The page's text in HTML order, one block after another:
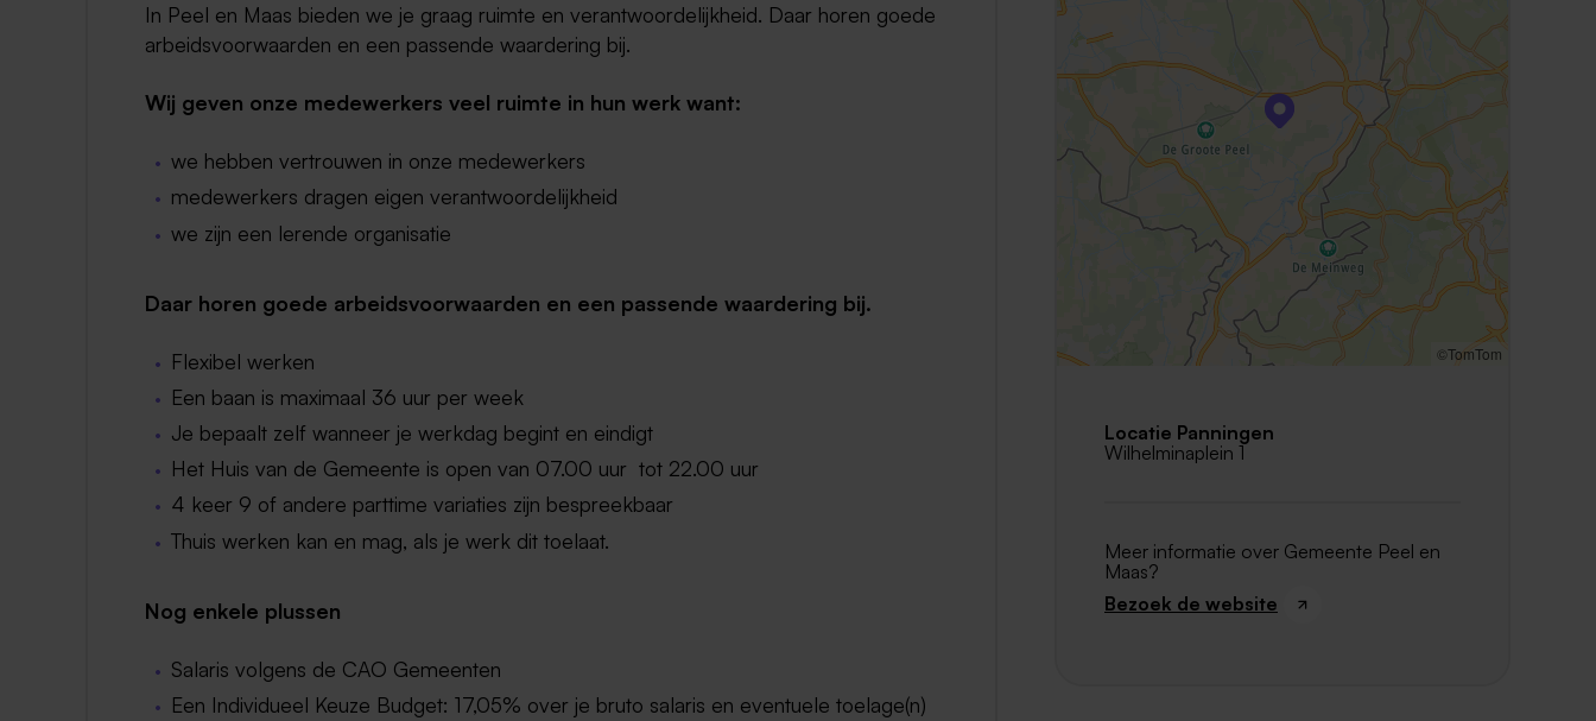
In Peel en Maas bieden we je graag ruimte en verantwoordelijkheid. Daar horen goede
arbeidsvoorwaarden en een passende waardering bij.
Wij geven onze medewerkers veel ruimte in hun werk want:
we hebben vertrouwen in onze medewerkers
medewerkers dragen eigen verantwoordelijkheid
we zijn een lerende organisatie
Daar horen goede arbeidsvoorwaarden en een passende waardering bij.
Flexibel werken
Een baan is maximaal 36 uur per week
Je bepaalt zelf wanneer je werkdag begint en eindigt
Het Huis van de Gemeente is open van 07.00 uur tot 22.00 uur
4 keer 9 of andere parttime variaties zijn bespreekbaar
Thuis werken kan en mag, als je werk dit toelaat.
Nog enkele plussen
Salaris volgens de CAO Gemeenten
Een Individueel Keuze Budget: 17,05% over je bruto salaris en eventuele toelage(n)
©TomTom
Locatie Panningen
Wilhelminaplein 1
Meer informatie over Gemeente Peel en
Maas?
Bezoek de website